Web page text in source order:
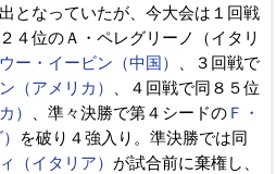
となっていたが、今大会は１回戦
４位のＡ・ペレグリーノ（イタリ
ウー・イービン（中国）
、３回戦で
（アメリカ）
、４回戦で同８５位
） 、準々決勝で第４シードの Ｆ・
を破り４強入り。準決勝では同
（イタリア） が試合前に棄権し、